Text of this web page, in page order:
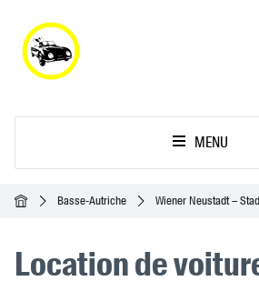
MENU
AccueilBasse-Autriche Wiener Neustadt –
Location de